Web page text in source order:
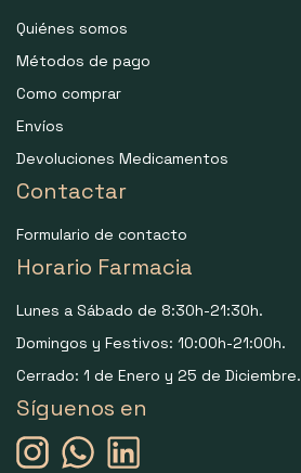
Quiénes somos
Métodos de pago
Como comprar
Envíos
Devoluciones Medicamentos
Contactar
Formulario de contacto
Horario Farmacia
Lunes a Sábado de 8:30h-21:30h.
Domingos y Festivos: 10:00h-21:00h.
Cerrado: 1 de Enero y 25 de Diciembre.
Síguenos en